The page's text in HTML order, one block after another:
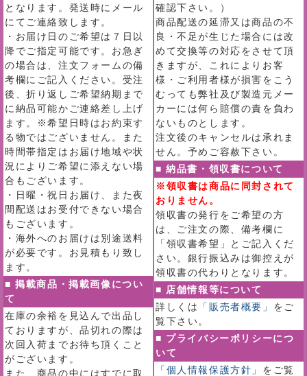
となります。発送時にメール
にてご連絡致します。
・お届け日のご希望は７日以
降でご指定可能です。お急ぎ
の場合は、注文フォームの備
考欄にご記入ください。受注
後、折り返しご希望納期まで
に納品可能かご連絡差し上げ
ます。※希望日時はお約束す
る物ではございません。また
時間帯指定はお届け地域や状
況によりご希望に添えない場
合もございます。
・日曜・祝日お届け、また夜
間配送はお受付できない場合
もございます。
・海外へのお届けは別途送料
が必要です。お見積もり致し
ます。
■ 掲載商品・掲載画像につい
て
在庫の余裕を見込んで出品し
ておりますが、品切れの際は
次回入荷までお待ち頂くこと
がございます。
また、商品の中にはすでに取
確認下さい。）
商品配送の延滞又は商品の不
良・不足が生じた場合には改
めて交換等の対応をさせて頂
きますが、これによりお客
様・ご利用者様が損害をこう
むっても弊社及び製造元メー
カーには何ら賠償の責を負わ
ないものとします。
注文後のキャンセルは承れま
せん。予めご容赦下さい。
■ 納品書・領収書について
※領収書は商品に同封されて
おりません。
領収書の発行をご希望の方
は、ご注文の際、備考欄に
「領収書希望」とご記入くだ
さい。銀行振込みは御控えが
領収書の代わりとなります。
■ 店舗情報等について
詳しくは
「販売者概要」 をご
覧下さい。
■ プライバシーポリシーにつ
いて
「個人情報保護方針」 をご覧